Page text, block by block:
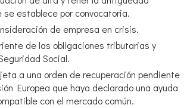
se establece por convocatoria.
de empresa en crisis.
de las obligaciones tributarias y
Social.
a una orden de recuperación pendiente
Europea que haya declarado una ayuda
con el mercado común.